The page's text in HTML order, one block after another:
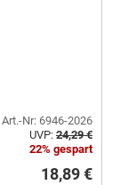
Art.-Nr: 6946-2026
UVP: 24,29 €
22% gespart
18,89 €